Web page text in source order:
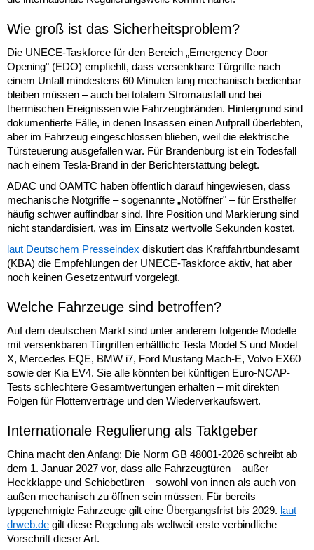
Wie groß ist das Sicherheitsproblem?
Die UNECE-Taskforce für den Bereich „Emergency Door
Opening" (EDO) empfiehlt, dass versenkbare Türgriffe nach
einem Unfall mindestens 60 Minuten lang mechanisch bedienbar
bleiben müssen – auch bei totalem Stromausfall und bei
thermischen Ereignissen wie Fahrzeugbränden. Hintergrund sind
dokumentierte Fälle, in denen Insassen einen Aufprall überlebten,
aber im Fahrzeug eingeschlossen blieben, weil die elektrische
Türsteuerung ausgefallen war. Für Brandenburg ist ein Todesfall
nach einem Tesla-Brand in der Berichterstattung belegt.
ADAC und ÖAMTC haben öffentlich darauf hingewiesen, dass
mechanische Notgriffe – sogenannte „Notöffner" – für Ersthelfer
häufig schwer auffindbar sind. Ihre Position und Markierung sind
nicht standardisiert, was im Einsatz wertvolle Sekunden kostet.
laut Deutschem Presseindex diskutiert das Kraftfahrtbundesamt
(KBA) die Empfehlungen der UNECE-Taskforce aktiv, hat aber
noch keinen Gesetzentwurf vorgelegt.
Welche Fahrzeuge sind betroffen?
Auf dem deutschen Markt sind unter anderem folgende Modelle
mit versenkbaren Türgriffen erhältlich: Tesla Model S und Model
X, Mercedes EQE, BMW i7, Ford Mustang Mach-E, Volvo EX60
sowie der Kia EV4. Sie alle könnten bei künftigen Euro-NCAP-
Tests schlechtere Gesamtwertungen erhalten – mit direkten
Folgen für Flottenverträge und den Wiederverkaufswert.
Internationale Regulierung als Taktgeber
China macht den Anfang: Die Norm GB 48001-2026 schreibt ab
dem 1. Januar 2027 vor, dass alle Fahrzeugtüren – außer
Heckklappe und Schiebetüren – sowohl von innen als auch von
außen mechanisch zu öffnen sein müssen. Für bereits
typgenehmigte Fahrzeuge gilt eine Übergangsfrist bis 2029. laut
drweb.de gilt diese Regelung als weltweit erste verbindliche
Vorschrift dieser Art.